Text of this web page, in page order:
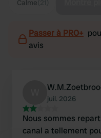
Calme
Passer à PRO+
avis
juil. 2026
Nous sommes
canal a tellement